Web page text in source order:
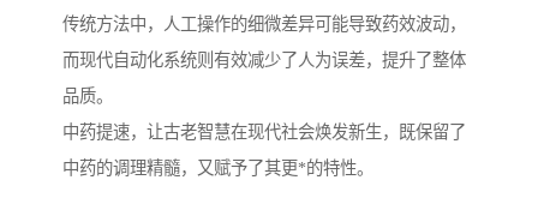
传统方法中，人工操作的细微差异可能导致药效波动，
而现代自动化系统则有效减少了人为误差，提升了整体
品质。
中药提速，让古老智慧在现代社会焕发新生，既保留了
中药的调理精髓，又赋予了其更*的特性。